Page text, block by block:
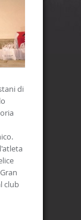
di
club